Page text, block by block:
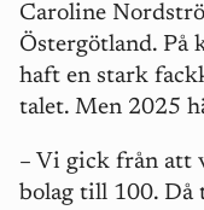
Caroline
Östergötland. På
haft en stark
talet. Men 2025
– Vi gick från att
bolag till 100. Då